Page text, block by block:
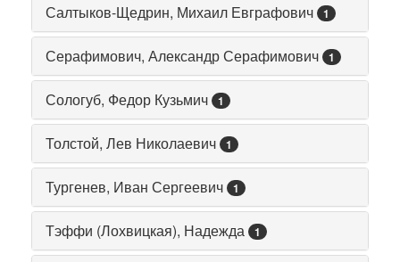
Салтыков-Щедрин, Михаил Евграфович 1
Серафимович, Александр Серафимович 1
Сологуб, Федор Кузьмич 1
Толстой, Лев Николаевич 1
Тургенев, Иван Сергеевич 1
Тэффи (Лохвицкая), Надежда 1